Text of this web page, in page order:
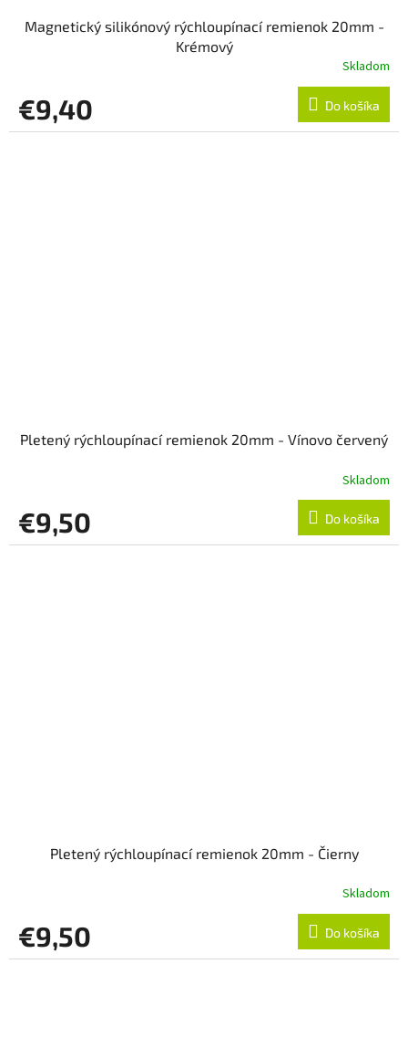
Magnetický silikónový rýchloupínací remienok 20mm -
Krémový
Skladom
€9,40 Do košíka
Pletený rýchloupínací remienok 20mm - Vínovo červený
Skladom
€9,50 Do košíka
Pletený rýchloupínací remienok 20mm - Čierny
Skladom
€9,50 Do košíka